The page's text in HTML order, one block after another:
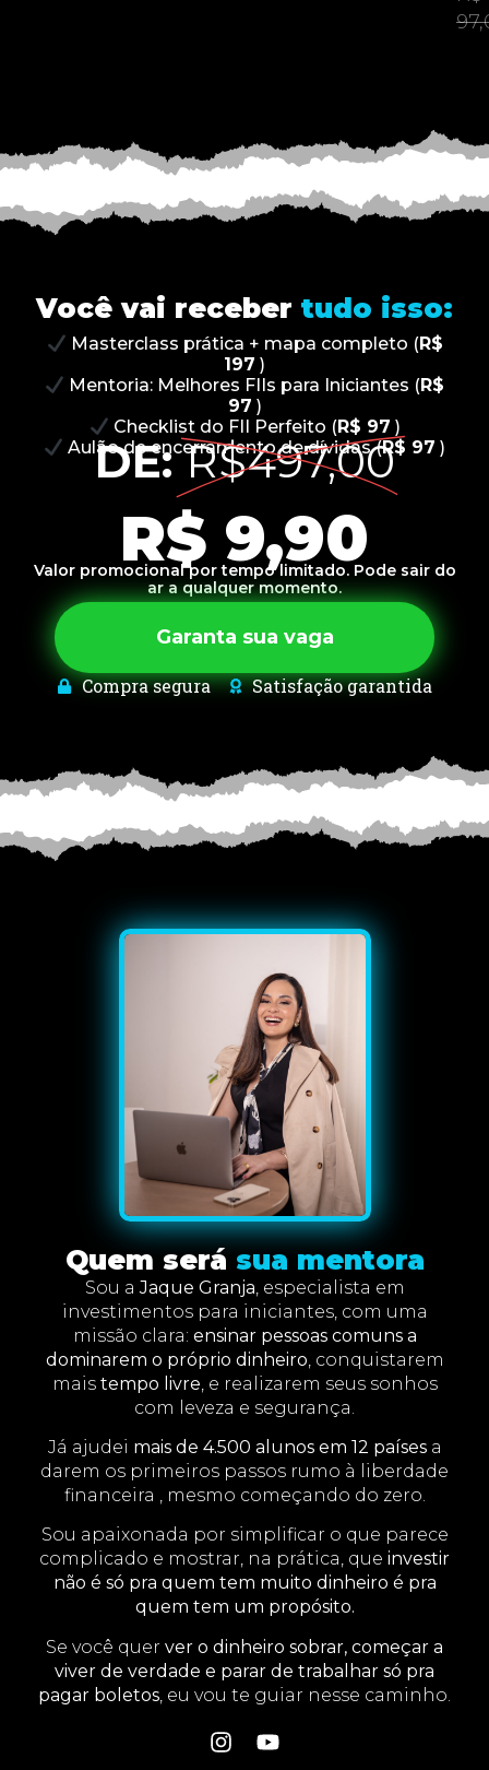
Você vai receber tudo isso:
Masterclass prática + mapa completo (R$
197 )
Mentoria: Melhores FIIs para Iniciantes (R$
97 )
Checklist do FII Perfeito (R$ 97 )
Aulão de encerramento de dívidas (R$ 97 )
DE: R$497,00
R$ 9,90
Valor promocional por tempo limitado. Pode sair do
ar a qualquer momento.
Garanta sua vaga
Compra segura Satisfação garantida
Quem será sua mentora
Sou aJaque Granja , especialista em
investimentos para iniciantes, com uma
missão clara: ensinar pessoas comuns a
dominarem o próprio dinheiro , conquistarem
mais tempo livre , e realizarem seus sonhos
com leveza e segurança.
Já ajudei mais de 4.500 alunos em 12 paísesa
darem os primeiros passos rumo à liberdade
financeira , mesmo começando do zero.
Sou apaixonada por simplificar o que parece
complicado e mostrar, na prática, que investir
não é só pra quem tem muito dinheiro é pra
quem tem um propósito.
Se você quer ver o dinheiro sobrar, começar a
viver de verdade e parar de trabalhar só pra
pagar boletos, eu vou te guiar nesse caminho.